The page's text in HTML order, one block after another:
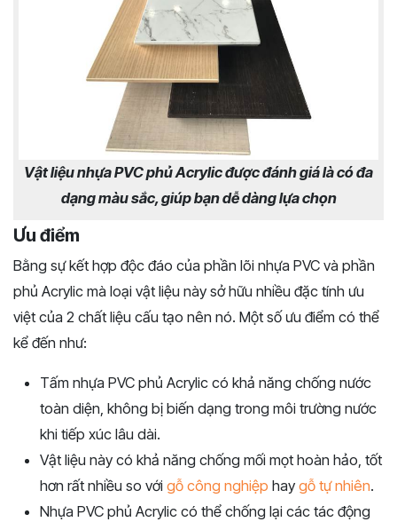
Vật liệu nhựa PVC phủ Acrylic được đánh giá là có đa
dạng màu sắc, giúp bạn dễ dàng lựa chọn
Ưu điểm
Bằng sự kết hợp độc đáo của phần lõi nhựa PVC và phần
phủ Acrylic mà loại vật liệu này sở hữu nhiều đặc tính ưu
việt của 2 chất liệu cấu tạo nên nó. Một số ưu điểm có thể
kể đến như:
Tấm nhựa PVC phủ Acrylic có khả năng chống nước
toàn diện, không bị biến dạng trong môi trường nước
khi tiếp xúc lâu dài.
Vật liệu này có khả năng chống mối mọt hoàn hảo, tốt
hơn rất nhiều so với gỗ công nghiệp hay gỗ tự nhiên.
Nhựa PVC phủ Acrylic có thể chống lại các tác động